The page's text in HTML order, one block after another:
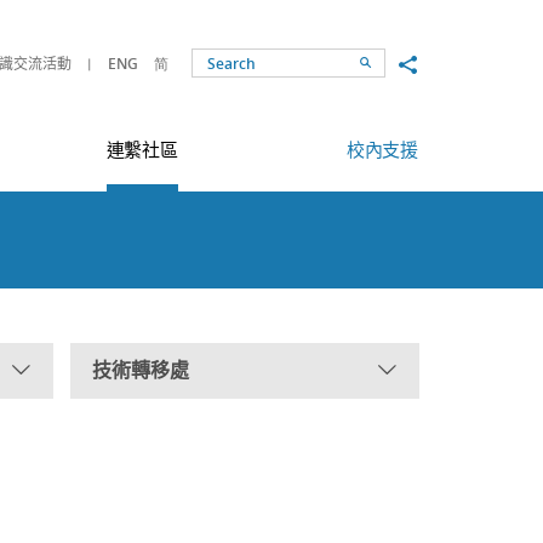
交流活動 ENG 简 SearchShare to
連繫社區 校內支援
技術轉移處